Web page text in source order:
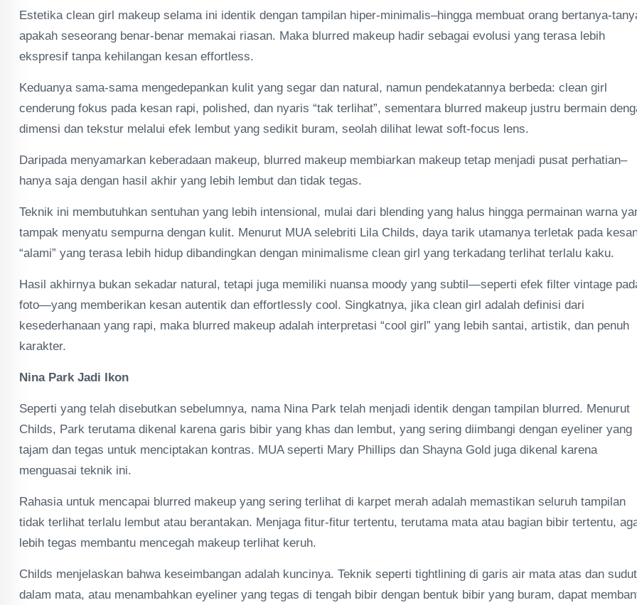
Estetika clean girl makeup selama ini identik dengan tampilan hiper-minimalis–hingga membuat orang bertanya-
apakah seseorang benar-benar memakai riasan. Maka blurred makeup hadir sebagai evolusi yang terasa lebih
ekspresif tanpa kehilangan kesan effortless.
Keduanya sama-sama mengedepankan kulit yang segar dan natural, namun pendekatannya berbeda: clean girl
cenderung fokus pada kesan rapi, polished, dan nyaris “tak terlihat”, sementara blurred makeup justru bermain
dimensi dan tekstur melalui efek lembut yang sedikit buram, seolah dilihat lewat soft-focus lens.
Daripada menyamarkan keberadaan makeup, blurred makeup membiarkan makeup tetap menjadi pusat perhatian–
hanya saja dengan hasil akhir yang lebih lembut dan tidak tegas.
Teknik ini membutuhkan sentuhan yang lebih intensional, mulai dari blending yang halus hingga permainan warna
tampak menyatu sempurna dengan kulit. Menurut MUA selebriti Lila Childs, daya tarik utamanya terletak pada
“alami” yang terasa lebih hidup dibandingkan dengan minimalisme clean girl yang terkadang terlihat terlalu kaku.
Hasil akhirnya bukan sekadar natural, tetapi juga memiliki nuansa moody yang subtil—seperti efek filter vintage
foto—yang memberikan kesan autentik dan effortlessly cool. Singkatnya, jika clean girl adalah definisi dari
kesederhanaan yang rapi, maka blurred makeup adalah interpretasi “cool girl” yang lebih santai, artistik, dan penuh
karakter.
Nina Park Jadi Ikon
Seperti yang telah disebutkan sebelumnya, nama Nina Park telah menjadi identik dengan tampilan blurred. Menurut
Childs, Park terutama dikenal karena garis bibir yang khas dan lembut, yang sering diimbangi dengan eyeliner yang
tajam dan tegas untuk menciptakan kontras. MUA seperti Mary Phillips dan Shayna Gold juga dikenal karena
menguasai teknik ini.
Rahasia untuk mencapai blurred makeup yang sering terlihat di karpet merah adalah memastikan seluruh tampilan
tidak terlihat terlalu lembut atau berantakan. Menjaga fitur-fitur tertentu, terutama mata atau bagian bibir tertentu,
lebih tegas membantu mencegah makeup terlihat keruh.
Childs menjelaskan bahwa keseimbangan adalah kuncinya. Teknik seperti tightlining di garis air mata atas dan sudut
dalam mata, atau menambahkan eyeliner yang tegas di tengah bibir dengan bentuk bibir yang buram, dapat